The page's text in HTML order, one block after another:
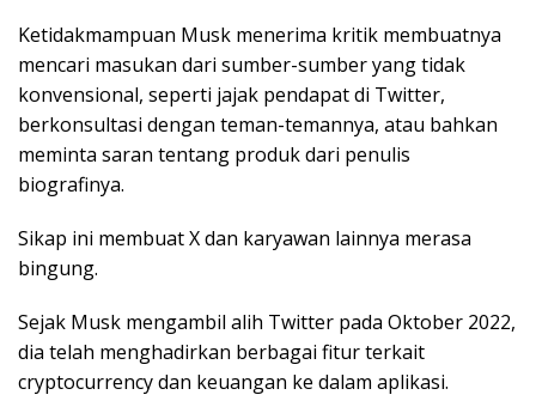
Ketidakmampuan Musk menerima kritik membuatnya
mencari masukan dari sumber-sumber yang tidak
konvensional, seperti jajak pendapat di Twitter,
berkonsultasi dengan teman-temannya, atau bahkan
meminta saran tentang produk dari penulis
biografinya.
Sikap ini membuat X dan karyawan lainnya merasa
bingung.
Sejak Musk mengambil alih Twitter pada Oktober 2022,
dia telah menghadirkan berbagai fitur terkait
cryptocurrency dan keuangan ke dalam aplikasi.